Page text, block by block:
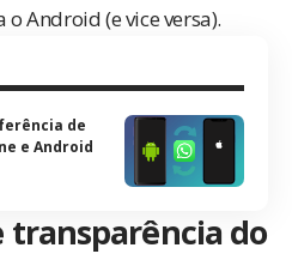
Android (e vice versa).
de
e Android
transparência do